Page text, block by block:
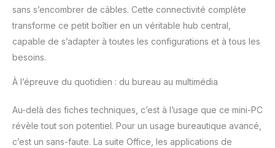
sans s’encombrer de câbles. Cette connectivité complète
transforme ce petit boîtier en un véritable hub central,
capable de s’adapter à toutes les configurations et à tous les
besoins.
À l’épreuve du quotidien : du bureau au multimédia
Au-delà des fiches techniques, c’est à l’usage que ce mini-PC
révèle tout son potentiel. Pour un usage bureautique avancé,
c’est un sans-faute. La suite Office, les applications de